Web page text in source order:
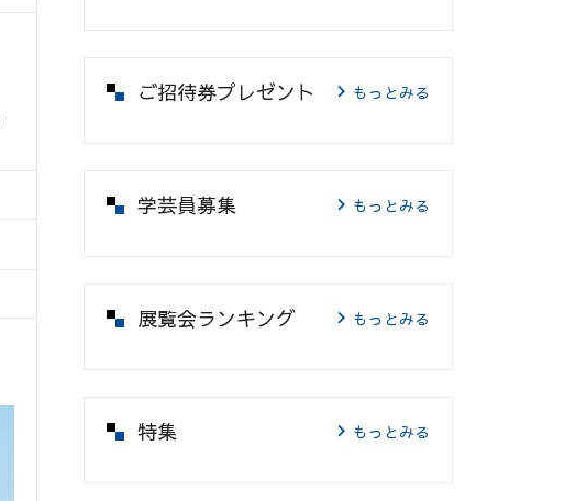
ご招待券プレゼント もっとみる
学芸員募集 もっとみる
展覧会ランキング もっとみる
特集 もっとみる